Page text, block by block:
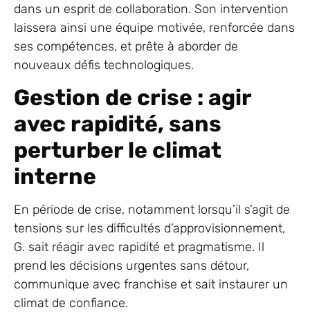
dans un esprit de collaboration. Son intervention
laissera ainsi une équipe motivée, renforcée dans
ses compétences, et prête à aborder de
nouveaux défis technologiques.
Gestion de crise : agir
avec rapidité, sans
perturber le climat
interne
En période de crise, notamment lorsqu’il s’agit de
tensions sur les difficultés d’approvisionnement,
G. sait réagir avec rapidité et pragmatisme. Il
prend les décisions urgentes sans détour,
communique avec franchise et sait instaurer un
climat de confiance.